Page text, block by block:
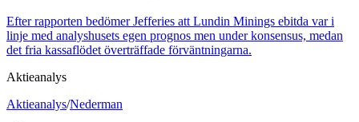
Efter rapporten bedömer Jefferies att Lundin Minings ebitda var i
linje med analyshusets egen prognos men under konsensus, medan
det fria kassaflödet överträffade förväntningarna.
Aktieanalys
Aktieanalys/Nederman